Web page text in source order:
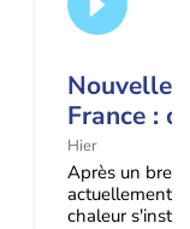
Nouvelle
France :
Hier
Après un bref
actuellement,
chaleur